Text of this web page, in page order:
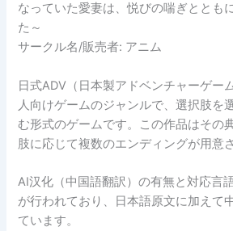
なっていた愛妻は、悦びの喘ぎととも
た～
サークル名/販売者: アニム
日式ADV（日本製アドベンチャーゲー
人向けゲームのジャンルで、選択肢を
む形式のゲームです。この作品はその
肢に応じて複数のエンディングが用意
AI汉化（中国語翻訳）の有無と対応言
が行われており、日本語原文に加えて
ています。